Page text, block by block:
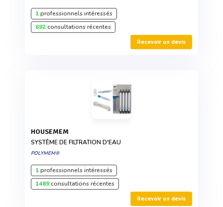
1professionnels intéressés
692consultations récentes
Recevoir un devis
HOUSEMEM
SYSTÈME DE FILTRATION D'EAU
POLYMEM®
1professionnels intéressés
1489consultations récentes
Recevoir un devis